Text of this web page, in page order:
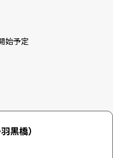
始予定
黒橋）